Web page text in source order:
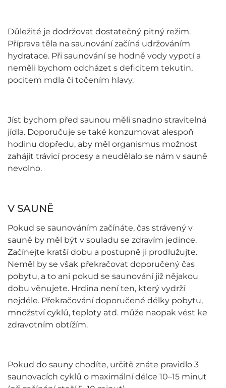
Důležité je dodržovat dostatečný pitný režim.
Příprava těla na saunování začíná udržováním
hydratace. Při saunování se hodně vody vypotí a
neměli bychom odcházet s deficitem tekutin,
pocitem mdla či točením hlavy.
Jíst bychom před saunou měli snadno stravitelná
jídla. Doporučuje se také konzumovat alespoň
hodinu dopředu, aby měl organismus možnost
zahájit trávicí procesy a neudělalo se nám v sauně
nevolno.
V SAUNĚ
Pokud se saunováním začínáte, čas strávený v
sauně by měl být v souladu se zdravím jedince.
Začínejte kratší dobu a postupně ji prodlužujte.
Neměl by se však překračovat doporučený čas
pobytu, a to ani pokud se saunování již nějakou
dobu věnujete. Hrdina není ten, který vydrží
nejdéle. Překračování doporučené délky pobytu,
množství cyklů, teploty atd. může naopak vést ke
zdravotním obtížím.
Pokud do sauny chodíte, určitě znáte pravidlo 3
saunovacích cyklů o maximální délce 10–15 minut